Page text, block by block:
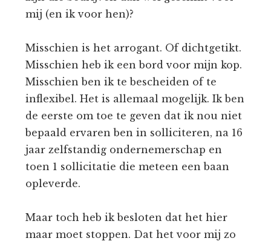
mij (en ik voor hen)?
Misschien is het arrogant. Of dichtgetikt.
Misschien heb ik een bord voor mijn kop.
Misschien ben ik te bescheiden of te
inflexibel. Het is allemaal mogelijk. Ik ben
de eerste om toe te geven dat ik nou niet
bepaald ervaren ben in solliciteren, na 16
jaar zelfstandig ondernemerschap en
toen 1 sollicitatie die meteen een baan
opleverde.
Maar toch heb ik besloten dat het hier
maar moet stoppen. Dat het voor mij zo